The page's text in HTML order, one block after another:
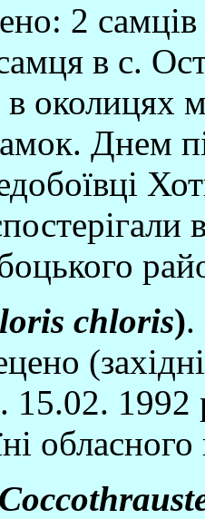
2
в с.
в
Днем
chloris).
1992
обласного